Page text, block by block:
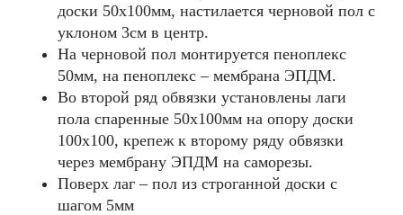
доски 50х100мм, настилается черновой пол с
уклоном 3см в центр.
На черновой пол монтируется пеноплекс
50мм, на пеноплекс – мембрана ЭПДМ.
Во второй ряд обвязки установлены лаги
пола спаренные 50х100мм на опору доски
100х100, крепеж к второму ряду обвязки
через мембрану ЭПДМ на саморезы.
Поверх лаг – пол из строганной доски с
шагом 5мм